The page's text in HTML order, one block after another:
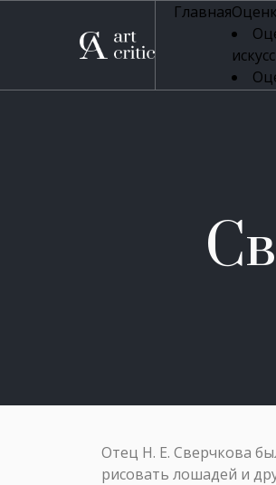
Главная
Отец Н. Е. Сверчкова
рисовать лошадей и